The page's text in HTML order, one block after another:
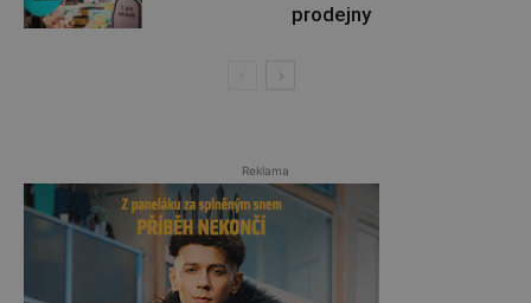
prodejny
Reklama